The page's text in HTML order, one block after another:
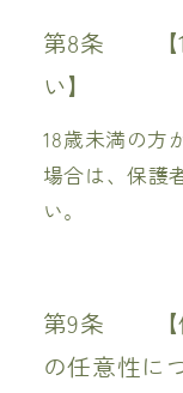
第8条 【18
い】
18歳未満の方
場合は、保護
い。
第9条 【個
の任意性に